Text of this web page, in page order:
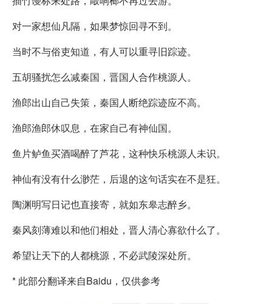
对一家想仙凡隔，如果梦惊回寻不到。
当时不与俗吏知道，有人可以重寻旧踪迹。
五胡骚扰怎么减秦国，晋国人合作桃源人。
渔郎出山自己失策，秦国人断绝踪迹应不高。
渔郎渔郎休叹息，在家自己有神仙国。
鱼片鲈鱼买酒喝醉了芦花，这种快乐桃源人未识。
神仙有没有什么渺茫，后退的这句话实在不是狂。
陶渊明写日记也直接寄，就如东皋志醉乡。
秦风刻薄难以和他们相处，晋人清心寡欲什么了。
希望让天下的人都桃源，不必武陵深处所。
* 此部分翻译来自Baidu，仅供参考